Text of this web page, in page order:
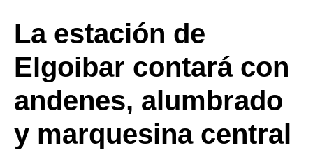
La estación de
Elgoibar contará con
andenes, alumbrado
y marquesina central